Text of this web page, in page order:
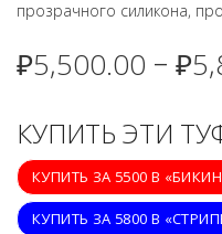
прозрачного силикона,
₽5,500.00 – ₽
КУПИТЬ ЭТИ
КУПИТЬ ЗА 5500 В
КУПИТЬ ЗА 5800 В